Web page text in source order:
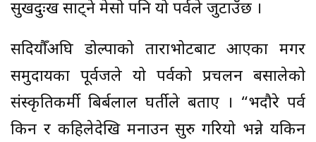
सुखदुःख साट्ने मेसो पनि यो पर्वले जुटाउँछ ।
सदियौँअघि डोल्पाको ताराभोटबाट आएका मगर
समुदायका पूर्वजले यो पर्वको प्रचलन बसालेको
संस्कृतिकर्मी बिर्बलाल घर्तीले बताए । “भदौरे पर्व
किन र कहिलेदेखि मनाउन सुरु गरियो भन्ने यकिन